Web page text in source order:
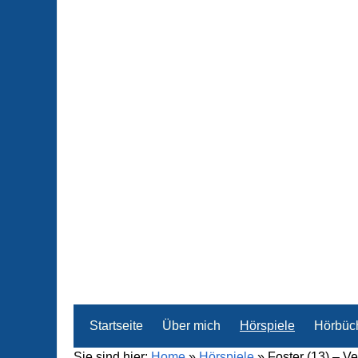
Startseite Über mich Hörspiele